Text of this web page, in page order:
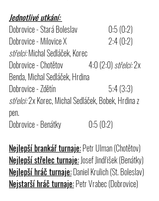
Jednotlivé utkání:
Dobrovice - Stará Boleslav 		0:5 (0:2)
Dobrovice - Milovice X 		2:4 (0:2)
střelci: Michal Sedláček, Korec
Dobrovice - Chotětov		4:0 (2:0) střelci: 2x
Benda, Michal Sedláček, Hrdina
Dobrovice - Zdětín			5:4 (3:3)
střelci: 2x Korec, Michal Sedláček, Bobek, Hrdina z
pen.
Dobrovice - Benátky		0:5 (0:2)
Nejlepší brankář turnaje: Petr Ulman (Chotětov)
Nejlepší střelec turnaje: Josef Jindřišek (Benátky)
Nejlepší hráč turnaje: Daniel Krulich (St. Boleslav)
Nejstarší hráč turnaje: Petr Vrabec (Dobrovice)